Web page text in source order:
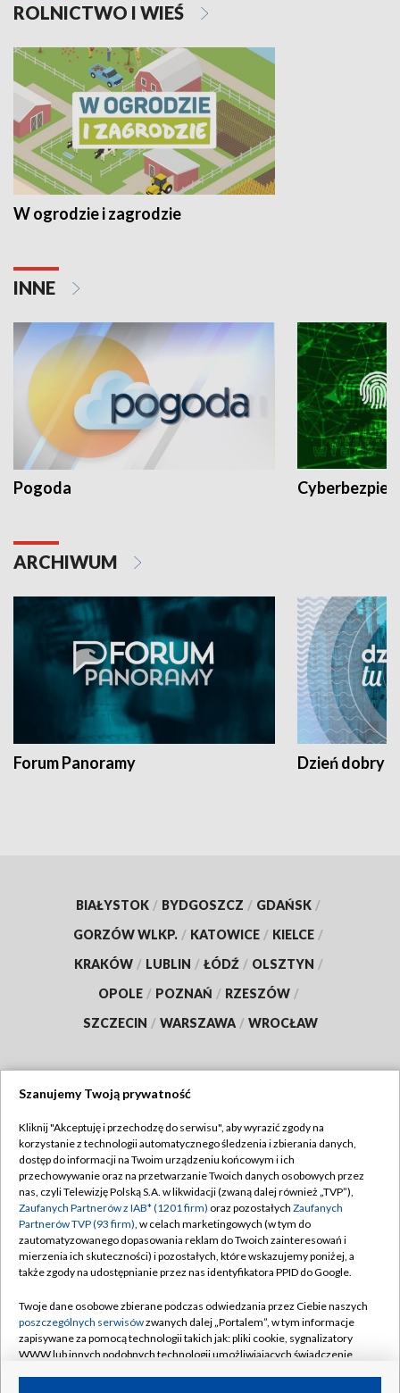
ROLNICTWO I WIEŚ
W ogrodzie i zagrodzie
INNE
Pogoda
ARCHIWUM
Forum Panoramy Dzień dobry
BIAŁYSTOK / BYDGOSZCZ / GDAŃSK /
GORZÓW WLKP. / KATOWICE / KIELCE /
KRAKÓW / LUBLIN / ŁÓDŹ / OLSZTYN /
OPOLE / POZNAŃ / RZESZÓW /
SZCZECIN / WARSZAWA / WROCŁAW
TVP
Abonament TVP
Emisja w TVP
Centrum informacji TVP
Naziemna Telewizja Cyfrowa
Rada Programowa
System NOS
Informacje o nadawcy
Regulamin TVP
Polityka prywatności
Moje zgody
Pomoc
Kontakt
Kanały
Szanujemy Twoją prywatność
Kliknij "Akceptuję i przechodzę do serwisu", aby wyrazić zgody na
korzystanie z technologii automatycznego śledzenia i zbierania danych,
dostęp do informacji na Twoim urządzeniu końcowym i ich
przechowywanie oraz na przetwarzanie Twoich danych osobowych przez
nas, czyli Telewizję Polską S.A. w likwidacji (zwaną dalej również „TVP”),
Zaufanych Partnerów z IAB* (1201 firm) oraz pozostałych Zaufanych
Partnerów TVP (93 firm), w celach marketingowych (w tym do
zautomatyzowanego dopasowania reklam do Twoich zainteresowań i
mierzenia ich skuteczności) i pozostałych, które wskazujemy poniżej, a
także zgody na udostępnianie przez nas identyfikatora PPID do Google.
Twoje dane osobowe zbierane podczas odwiedzania przez Ciebie naszych
poszczególnych serwisówzwanych dalej „Portalem”, w tym informacje
zapisywane za pomocą technologii takich jak: pliki cookie, sygnalizatory
WWW lub innych podobnych technologii umożliwiających świadczenie